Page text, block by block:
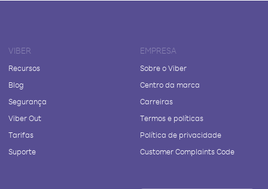
VIBER
Recursos
Blog
Segurança
Viber Out
Tarifas
Suporte
EMPRESA
Sobre o Viber
Centro da marca
Carreiras
Termos e políticas
Política de privacidade
Customer Complaints Code